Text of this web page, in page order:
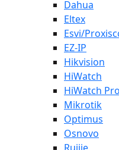
Dahua
Eltex
Esvi/
EZ-IP
Hikvision
HiWatch
HiWatch Pro
Mikrotik
Optimus
Osnovo